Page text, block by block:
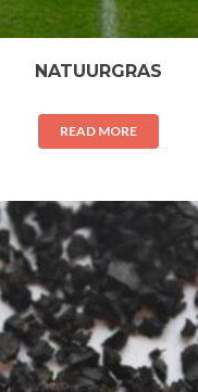
NATUURGRAS
READ MORE